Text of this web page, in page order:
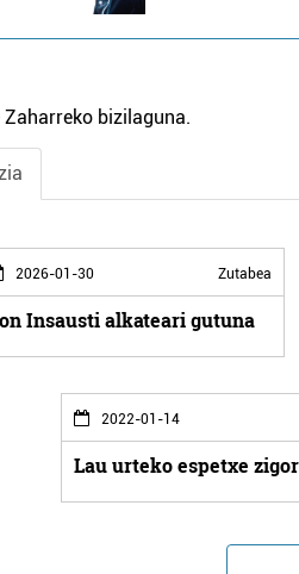
Zaharreko bizilaguna.
2026-01-30 Zutabea
Insausti alkateari gutuna
2022-01-14
Lau urteko espetxe